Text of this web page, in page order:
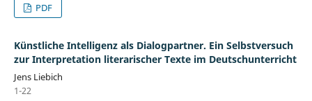
PDF
Künstliche Intelligenz als Dialogpartner. Ein Selbstversuch
zur Interpretation literarischer Texte im Deutschunterricht
Jens Liebich
1-22